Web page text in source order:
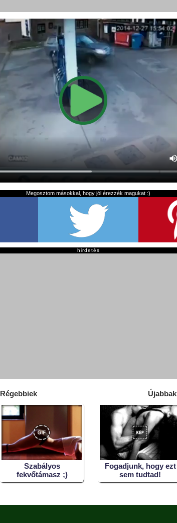
Megosztom másokkal, hogy jól érezzék magukat :)
hirdetés
Régebbiek Újabbak
Szabályos
fekvőtámasz ;)
Fogadjunk, hogy ezt
sem tudtad!